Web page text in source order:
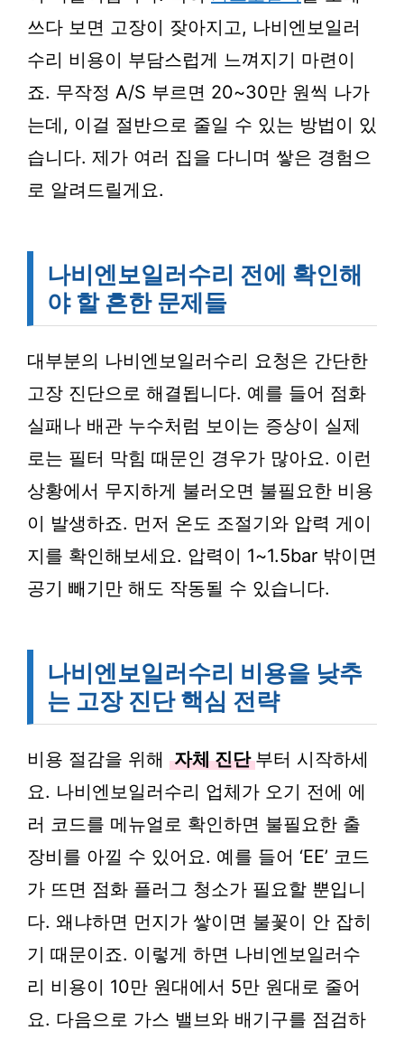
쓰다 보면 고장이 잦아지고, 나비엔보일러
수리 비용이 부담스럽게 느껴지기 마련이
죠. 무작정 A/S 부르면 20~30만 원씩 나가
는데, 이걸 절반으로 줄일 수 있는 방법이 있
습니다. 제가 여러 집을 다니며 쌓은 경험으
로 알려드릴게요.
나비엔보일러수리 전에 확인해
야 할 흔한 문제들
대부분의 나비엔보일러수리 요청은 간단한
고장 진단으로 해결됩니다. 예를 들어 점화
실패나 배관 누수처럼 보이는 증상이 실제
로는 필터 막힘 때문인 경우가 많아요. 이런
상황에서 무지하게 불러오면 불필요한 비용
이 발생하죠. 먼저 온도 조절기와 압력 게이
지를 확인해보세요. 압력이 1~1.5bar 밖이면
공기 빼기만 해도 작동될 수 있습니다.
나비엔보일러수리 비용을 낮추
는 고장 진단 핵심 전략
비용 절감을 위해 자체 진단 부터 시작하세
요. 나비엔보일러수리 업체가 오기 전에 에
러 코드를 메뉴얼로 확인하면 불필요한 출
장비를 아낄 수 있어요. 예를 들어 ‘EE’ 코드
가 뜨면 점화 플러그 청소가 필요할 뿐입니
다. 왜냐하면 먼지가 쌓이면 불꽃이 안 잡히
기 때문이죠. 이렇게 하면 나비엔보일러수
리 비용이 10만 원대에서 5만 원대로 줄어
요. 다음으로 가스 밸브와 배기구를 점검하